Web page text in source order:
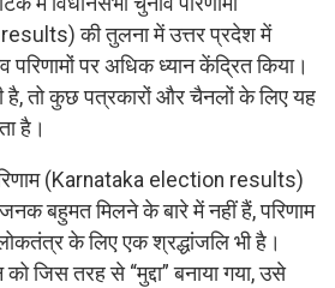
की तुलना में उत्तर प्रदेश में
परिणामों पर अधिक ध्यान केंद्रित किया।
है, तो कुछ पत्रकारों और चैनलों के लिए यह
है।
(Karnataka election results)
बहुमत मिलने के बारे में नहीं हैं, परिणाम
के लिए एक श्रद्धांजलि भी है।
जिस तरह से “मुद्दा” बनाया गया, उसे